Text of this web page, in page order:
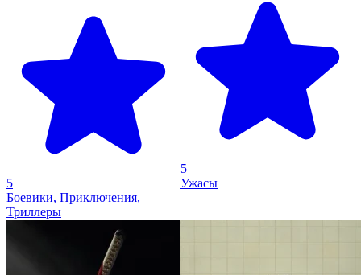
5
Боевики, Приключения,
Триллеры
5
Ужасы